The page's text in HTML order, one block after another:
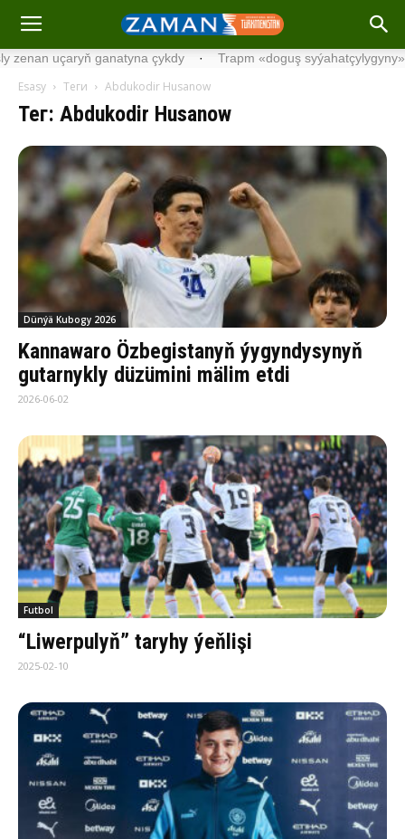
ganatyna çykdy · Trapm «doguş syýahatçylygyny»
Esasy Теги Abdukodir Husanow
Тег: Abdukodir Husanow
Dünýä Kubogy 2026
Kannawaro Özbegistanyň ýygyndysynyň
gutarnykly düzümini mälim etdi
2026-06-02
Futbol
“Liwerpulyň” taryhy ýeňlişi
2025-02-10